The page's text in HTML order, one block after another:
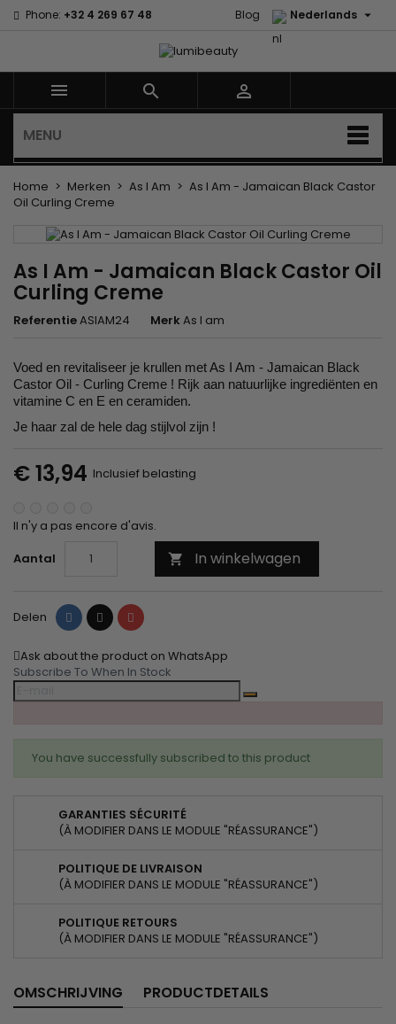
Phone: +32 4 269 67 48 Nederlands 
Blog
  
MENU
Home Merken As I Am
As I Am - Jamaican Black Castor
Oil Curling Creme
As I Am - Jamaican Black Castor Oil
Curling Creme
ReferentieASIAM24 MerkAs I am
Voed en revitaliseer je krullen met As I Am - Jamaican Black
Castor Oil - Curling Creme ! Rijk aan natuurlijke ingrediënten en
vitamine C en E en ceramiden.
Je haar zal de hele dag stijlvol zijn !
€ 13,94 Inclusief belasting
Il n'y a pas encore d'avis.
Aantal
 In winkelwagen
Delen Delen Tweet Pinterest
Ask about the product on WhatsApp
Subscribe To When In Stock
You have successfully subscribed to this product
GARANTIES SÉCURITÉ
(À MODIFIER DANS LE MODULE "RÉASSURANCE")
POLITIQUE DE LIVRAISON
(À MODIFIER DANS LE MODULE "RÉASSURANCE")
POLITIQUE RETOURS
(À MODIFIER DANS LE MODULE "RÉASSURANCE")
OMSCHRIJVING PRODUCTDETAILS